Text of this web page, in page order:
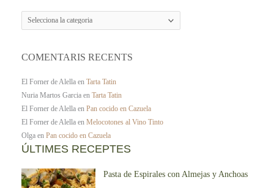
COMENTARIS RECENTS
El Forner de Alella en Tarta Tatin
Nuria Martos Garcia en Tarta Tatin
El Forner de Alella en Pan cocido en Cazuela
El Forner de Alella en Melocotones al Vino Tinto
Olga en Pan cocido en Cazuela
ÚLTIMES RECEPTES
Pasta de Espirales con Almejas y Anchoas